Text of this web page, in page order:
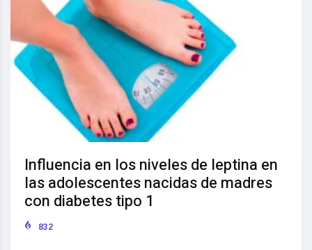
Influencia en los niveles de leptina en
las adolescentes nacidas de madres
con diabetes tipo 1
832